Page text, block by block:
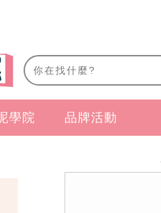
學院 品牌活動